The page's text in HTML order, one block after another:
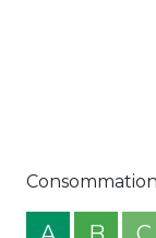
Logement à
site internet :
Les